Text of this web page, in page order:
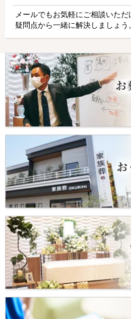
メールでもお気軽にご相談いた
疑問点から一緒に解決しましょう